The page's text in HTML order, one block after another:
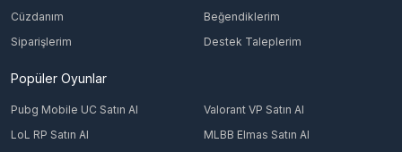
Cüzdanım
Beğendiklerim
Siparişlerim
Destek Taleplerim
Popüler Oyunlar
Pubg Mobile UC Satın Al
Valorant VP Satın Al
LoL RP Satın Al
MLBB Elmas Satın Al